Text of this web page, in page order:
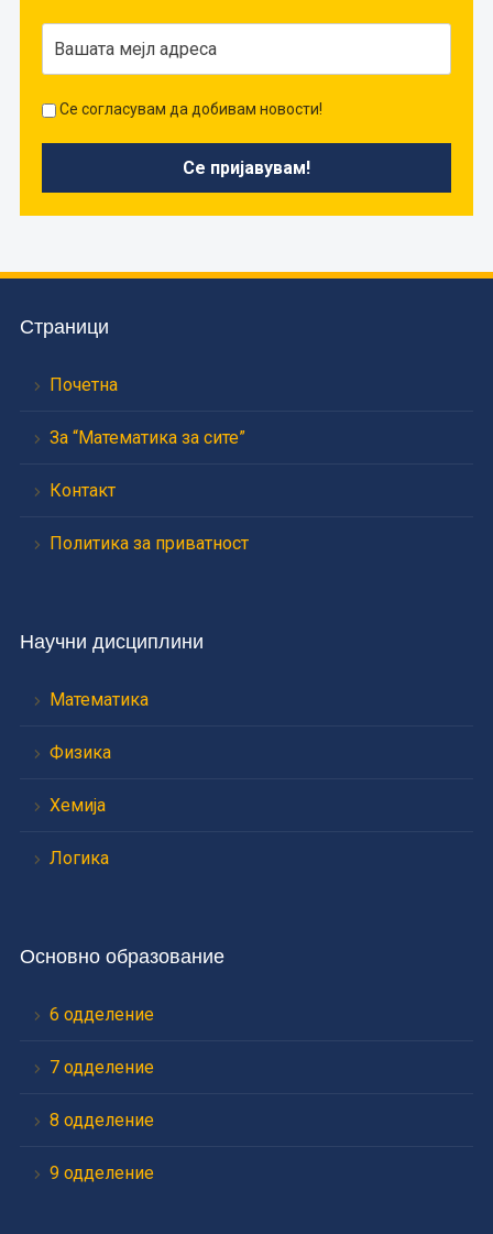
Се согласувам да добивам новости!
Страници
Почетна
За “Математика за сите”
Контакт
Политика за приватност
Научни дисциплини
Математика
Физика
Хемија
Логика
Основно образование
6 одделение
7 одделение
8 одделение
9 одделение